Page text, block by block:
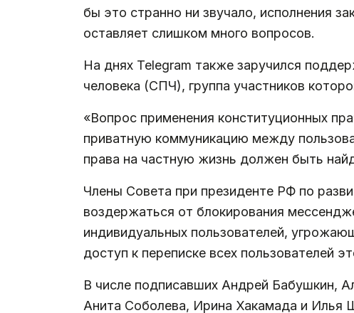
бы это странно ни звучало, исполнения
оставляет слишком много вопросов.
На днях Telegram также заручился
человека (СПЧ), группа участников
«Вопрос применения конституционных
приватную коммуникацию между
права на частную жизнь должен быть
Члены Совета при президенте РФ по
воздержаться от блокирования
индивидуальных пользователей,
доступ к переписке всех пользователей
В числе подписавших Андрей Бабушкин,
Анита Соболева, Ирина Хакамада и Илья